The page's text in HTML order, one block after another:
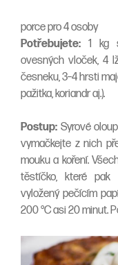
porce pro 4 osoby
Potřebujete: 1 kg
ovesných vloček, 4
česneku, 3–4 hrsti
pažitka, koriandr aj.).
Postup: Syrové
vymačkejte z nich
mouku a koření.
těstíčko, které pak
vyložený pečícím
200 °C asi 20 minut.